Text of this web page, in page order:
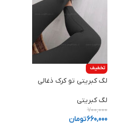
تخفیف
لگ کبریتی تو کرک ذغالی
لگ کبریتی
700,000
660,000تومان